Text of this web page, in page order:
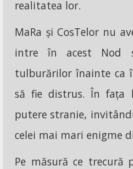
realitatea lor.
MaRa și CosTelor nu
intre în acest Nod
tulburărilor înainte ca
să fie distrus. În fața
putere stranie,
celei mai mari enigme
Pe măsură ce